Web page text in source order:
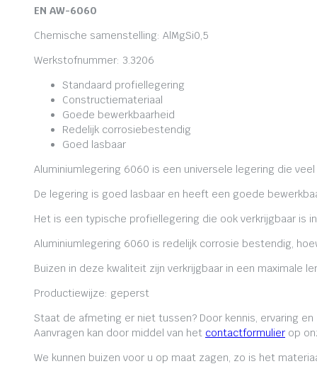
EN AW-6060
Chemische samenstelling: AlMgSi0,5
Werkstofnummer: 3.3206
Standaard profiellegering
Constructiemateriaal
Goede bewerkbaarheid
Redelijk corrosiebestendig
Goed lasbaar
Aluminiumlegering 6060 is een universele legering die
De legering is goed lasbaar en heeft een goede
Het is een typische profiellegering die ook verkrijgbaar is
Aluminiumlegering 6060 is redelijk corrosie bestendig,
Buizen in deze kwaliteit zijn verkrijgbaar in een maximale
Productiewijze: geperst
Staat de afmeting er niet tussen? Door kennis, ervaring
Aanvragen kan door middel van het contactformulier op
We kunnen buizen voor u op maat zagen, zo is het